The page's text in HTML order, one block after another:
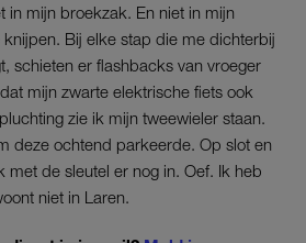
in mijn broekzak. En niet in mijn
knijpen. Bij elke stap die me dichterbij
schieten er flashbacks van vroeger
mijn zwarte elektrische fiets ook
zie ik mijn tweewieler staan.
deze ochtend parkeerde. Op slot en
met de sleutel er nog in. Oef. Ik heb
niet in Laren.